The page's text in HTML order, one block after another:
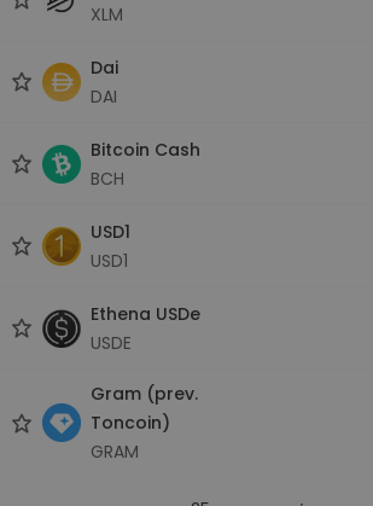
XLM
Dai
DAI
Bitcoin Cash
BCH
USD1
USD1
Ethena USDe
USDE
Gram (prev.
Toncoin)
GRAM